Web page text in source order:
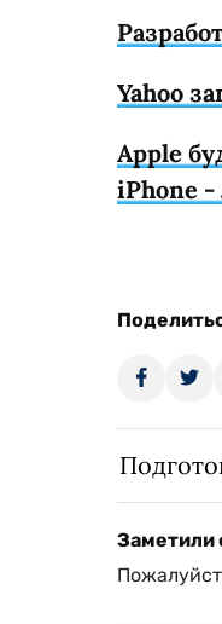
Yahoo
Apple
iPhone -
Заметили